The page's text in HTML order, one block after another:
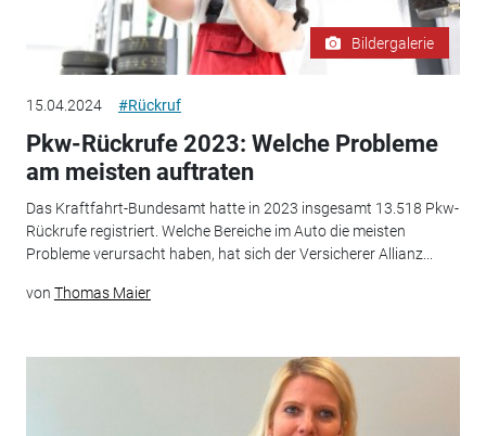
Bildergalerie
15.04.2024 #Rückruf
Pkw-Rückrufe 2023: Welche Probleme
am meisten auftraten
Das Kraftfahrt-Bundesamt hatte in 2023 insgesamt 13.518 Pkw-
Rückrufe registriert. Welche Bereiche im Auto die meisten
Probleme verursacht haben, hat sich der Versicherer Allianz...
von Thomas Maier